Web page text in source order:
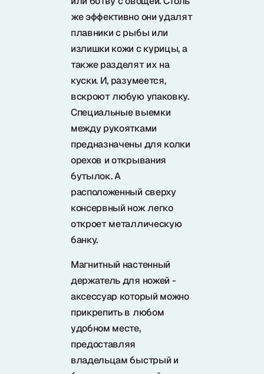
же эффективно они удалят
плавники с рыбы или
излишки кожи с курицы, а
также разделят их на
куски. И, разумеется,
вскроют любую упаковку.
Специальные выемки
между рукоятками
предназначены для колки
орехов и открывания
бутылок. А
расположенный сверху
консервный нож легко
откроет металлическую
банку.
Магнитный настенный
держатель для ножей -
аксессуар который можно
прикрепить в любом
удобном месте,
предоставляя
владельцам быстрый и